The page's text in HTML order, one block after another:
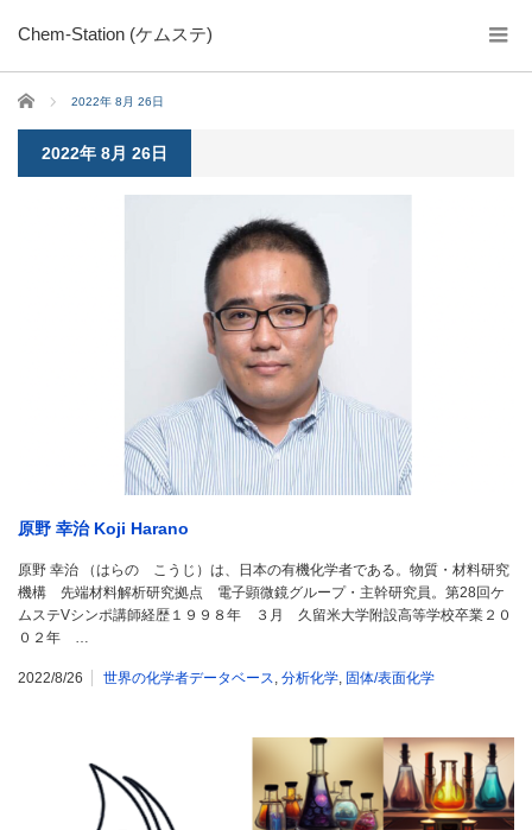
Chem-Station (ケムステ)
ホーム 2022年 8月 26日
2022年 8月 26日
原野 幸治 Koji Harano
原野 幸治 （はらの こうじ）は、日本の有機化学者である。物質・材料研究
機構 先端材料解析研究拠点 電子顕微鏡グループ・主幹研究員。第28回ケ
ムステVシンポ講師経歴１９９８年 ３月 久留米大学附設高等学校卒業２０
０２年 …
2022/8/26 世界の化学者データベース, 分析化学, 固体/表面化学